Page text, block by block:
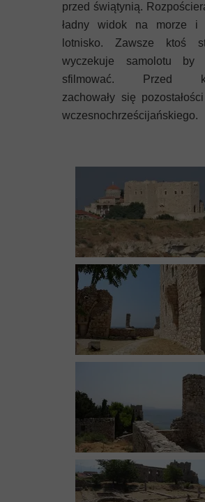
przed świątynią.
ładny widok na morze i
lotnisko. Zawsze ktoś
wyczekuje samolotu by
sfilmować. Przed
zachowały się
wczesnochrześcijańskiego.